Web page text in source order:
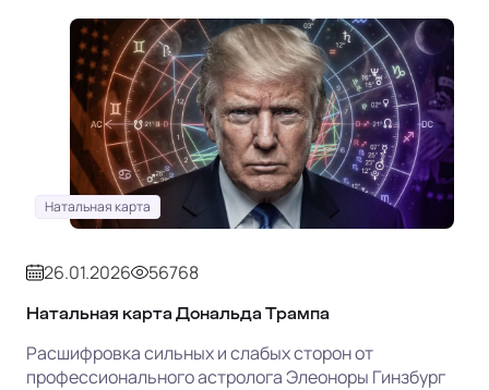
Натальная карта
26.01.2026 56768
Натальная карта Дональда Трампа
Расшифровка сильных и слабых сторон от
профессионального астролога Элеоноры Гинзбург